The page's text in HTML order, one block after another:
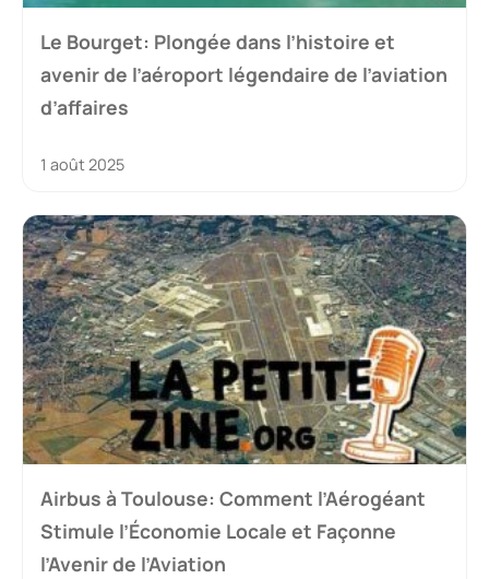
Le Bourget: Plongée dans l’histoire et
avenir de l’aéroport légendaire de l’aviation
d’affaires
1 août 2025
Airbus à Toulouse: Comment l’Aérogéant
Stimule l’Économie Locale et Façonne
l’Avenir de l’Aviation